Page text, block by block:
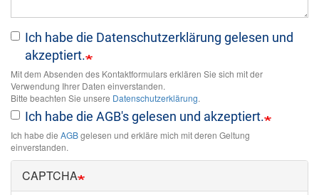
Ich habe die Datenschutzerklärung gelesen und
akzeptiert.
Mit dem Absenden des Kontaktformulars erklären Sie sich mit der
Verwendung Ihrer Daten einverstanden.
Bitte beachten Sie unsere Datenschutzerklärung.
Ich habe die AGB's gelesen und akzeptiert.
Ich habe die AGBgelesen und erkläre mich mit deren Geltung
einverstanden.
CAPTCHA